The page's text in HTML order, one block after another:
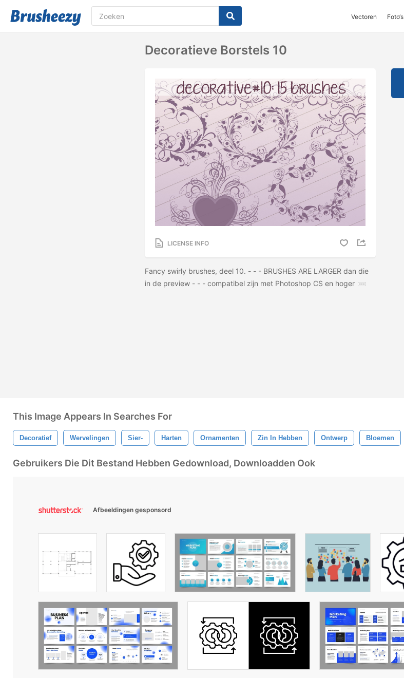
Vectoren Foto‘s
Decoratieve Borstels 10
LICENSE INFO
Fancy swirly brushes, deel 10. - - - BRUSHES ARE LARGER dan die
in de preview - - - compatibel zijn met Photoshop CS en hoger
This Image Appears In Searches For
Decoratief Wervelingen Sier- Harten Ornamenten Zin In Hebben Ontwerp Bloemen
Gebruikers Die Dit Bestand Hebben Gedownload, Downloadden Ook
Afbeeldingen gesponsord